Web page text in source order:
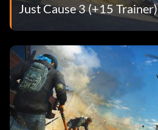
Just Cause 3 (+15 Trainer)